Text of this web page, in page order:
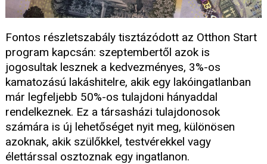
Fontos részletszabály tisztázódott az Otthon Start
program kapcsán: szeptembertől azok is
jogosultak lesznek a kedvezményes, 3%-os
kamatozású lakáshitelre, akik egy lakóingatlanban
már legfeljebb 50%-os tulajdoni hányaddal
rendelkeznek. Ez a társasházi tulajdonosok
számára is új lehetőséget nyit meg, különösen
azoknak, akik szülőkkel, testvérekkel vagy
élettárssal osztoznak egy ingatlanon.